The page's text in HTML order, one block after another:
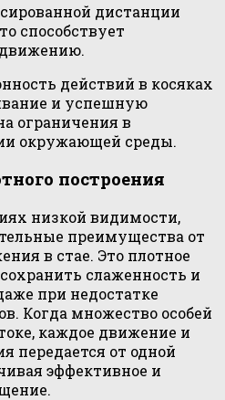
дистанции
способствует
действий в косяках
и успешную
ограничения в
окружающей среды.
построения
низкой видимости,
преимущества от
в стае. Это плотное
слаженность и
при недостатке
Когда множество особей
каждое движение и
передается от одной
эффективное и